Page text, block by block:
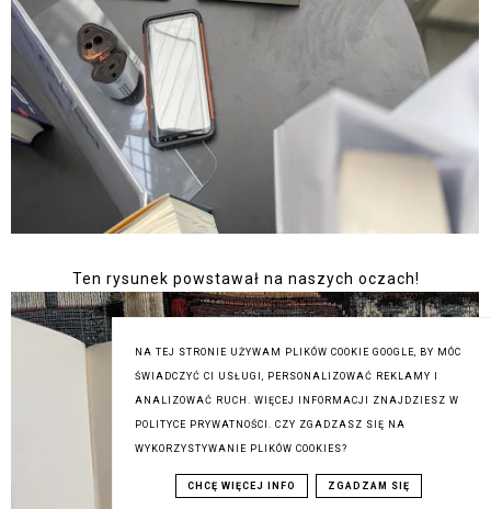
Ten rysunek powstawał na naszych oczach!
NA TEJ STRONIE UŻYWAM PLIKÓW COOKIE GOOGLE, BY MÓC
ŚWIADCZYĆ CI USŁUGI, PERSONALIZOWAĆ REKLAMY I
ANALIZOWAĆ RUCH. WIĘCEJ INFORMACJI ZNAJDZIESZ W
POLITYCE PRYWATNOŚCI. CZY ZGADZASZ SIĘ NA
WYKORZYSTYWANIE PLIKÓW COOKIES?
CHCĘ WIĘCEJ INFO ZGADZAM SIĘ